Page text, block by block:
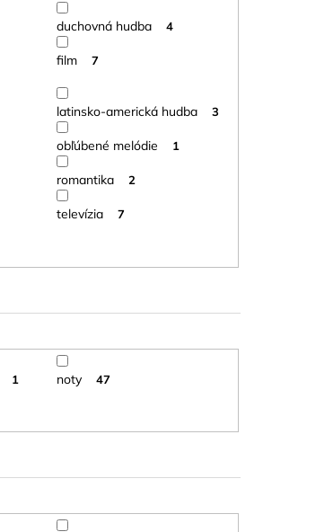
duchovná hudba 4
film 7
latinsko-americká hudba 3
obľúbené melódie 1
romantika 2
televízia 7
1 noty 47